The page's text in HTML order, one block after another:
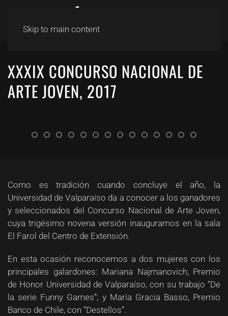
Skip to main content
XXXIX CONCURSO NACIONAL DE
ARTE JOVEN, 2017
Como es tradición cuando concluye el año, la
Universidad de Valparaíso da a conocer a los ganadores
y seleccionados del Concurso Nacional de Arte Joven,
cuya trigésimo novena versión inauguramos en la sala
El Farol del Centro de Extensión.
En esta ocasión reconocemos a dos mujeres con los
principales galardones: Mariana Najmanovich, Premio
de Honor Universidad de Valparaíso, con su trabajo “De
la serie Funny Games”; y María Gracia Basso, Premio
Banco de Chile, con “Destellos”.